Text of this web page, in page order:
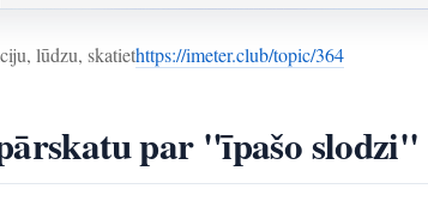
lūdzu, skatiethttps://imeter.club/topic/364
par "īpašo slodzi"